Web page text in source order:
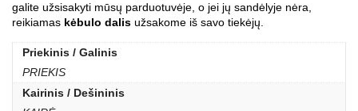
galite užsisakyti mūsų parduotuvėje, o jei jų sandėlyje nėra,
reikiamas kėbulo dalis užsakome iš savo tiekėjų.
Priekinis / Galinis
PRIEKIS
Kairinis / Dešininis